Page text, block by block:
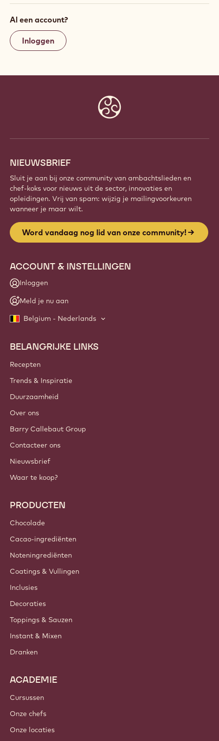
Al een account?
Inloggen
NIEUWSBRIEF
Sluit je aan bij onze community van ambachtslieden en
chef-koks voor nieuws uit de sector, innovaties en
opleidingen. Vrij van spam: wijzig je mailingvoorkeuren
wanneer je maar wilt.
Word vandaag nog lid van onze community!
ACCOUNT & INSTELLINGEN
Inloggen
Meld je nu aan
Belgium - Nederlands
Footer
Callebaut
BELANGRIJKE LINKS
Recepten
Trends & Inspiratie
Duurzaamheid
Over ons
Barry Callebaut Group
Contacteer ons
Nieuwsbrief
Waar te koop?
PRODUCTEN
Chocolade
Cacao-ingrediënten
Noteningrediënten
Coatings & Vullingen
Inclusies
Decoraties
Toppings & Sauzen
Instant & Mixen
Dranken
ACADEMIE
Cursussen
Onze chefs
Onze locaties